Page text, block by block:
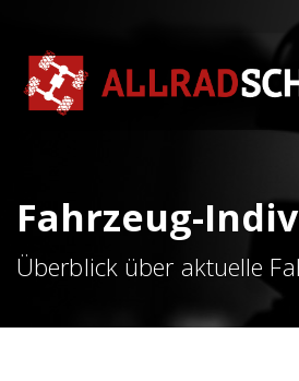
Fahrzeug-
Überblick über aktuelle